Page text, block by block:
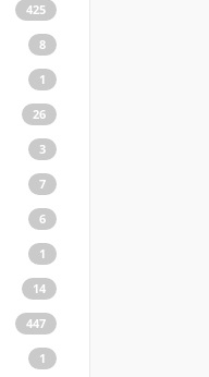
425
8
1
26
3
7
6
1
14
447
1